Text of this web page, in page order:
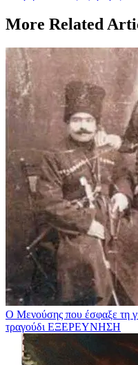
More Related
Ο Μενούσης που έσφαξε τη
τραγούδι ΕΞΕΡΕΥΝΗΣΗ